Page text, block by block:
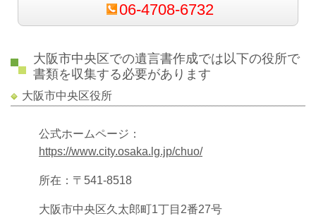
06-4708-6732
大阪市中央区での遺言書作成では以下の役所で
書類を収集する必要があります
大阪市中央区役所
公式ホームページ：
https://www.city.osaka.lg.jp/chuo/
所在：〒541-8518
大阪市中央区久太郎町1丁目2番27号